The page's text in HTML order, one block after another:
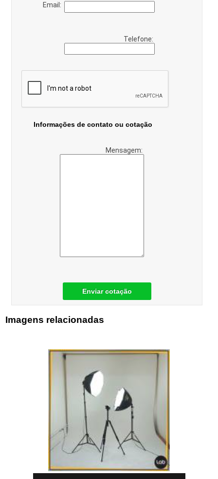
Email:
Telefone:
Informações de contato ou cotação
Mensagem:
Enviar cotação
Imagens relacionadas